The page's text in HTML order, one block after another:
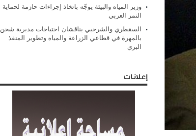
وزير المياه والبيئة يوجّه باتخاذ إجراءات حازمة لحماية
النمر العربي
السقطري والشرجبي يناقشان احتياجات مديرية شحن
بالمهرة في قطاعي الزراعة والمياه وتطوير المنفذ
البري
إعلانات